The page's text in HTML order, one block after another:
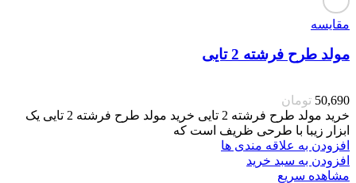
مقایسه
مولد طرح فرشته 2 تایی
50,690 تومان
خرید مولد طرح فرشته 2 تایی خرید مولد طرح فرشته 2 تایی یک
ابزار زیبا با طرحی ظریف است که
افزودن به علاقه مندی ها
افزودن به سبد خرید
مشاهده سریع